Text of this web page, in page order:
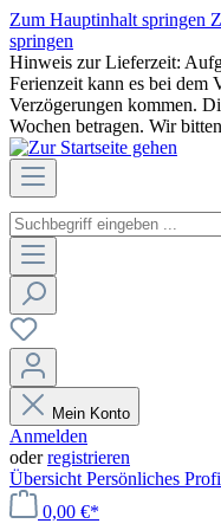
Zum Hauptinhalt springen
springen
Hinweis zur Lieferzeit:
Ferienzeit kann es bei dem
Verzögerungen kommen.
Wochen betragen. Wir
Mein Konto
Anmelden
oderregistrieren
Übersicht Persönliches
0,00 €*